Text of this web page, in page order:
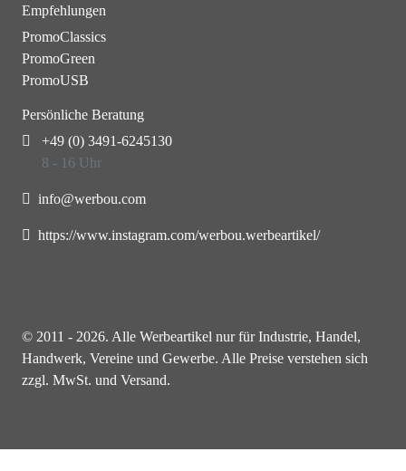
Empfehlungen
PromoClassics
PromoGreen
PromoUSB
Persönliche Beratung
+49 (0) 3491-6245130
8 - 16 Uhr
info@werbou.com
https://www.instagram.com/werbou.werbeartikel/
© 2011 - 2026. Alle Werbeartikel nur für Industrie, Handel,
Handwerk, Vereine und Gewerbe. Alle Preise verstehen sich
zzgl. MwSt. und Versand.